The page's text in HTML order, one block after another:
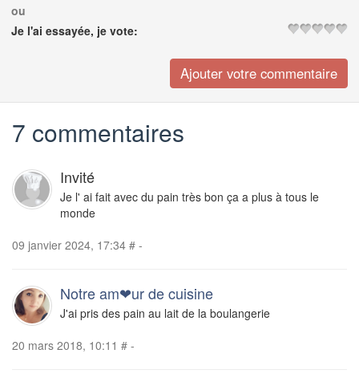
ou
Je l'ai essayée, je vote:
7 commentaires
Invité
Je l' ai fait avec du pain très bon ça a plus à tous le
monde
09 janvier 2024, 17:34 # -
Notre am❤ur de cuisine
J'ai pris des pain au lait de la boulangerie
20 mars 2018, 10:11 # -